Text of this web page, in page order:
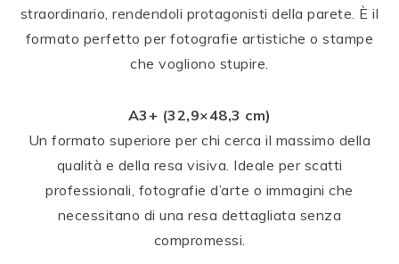
straordinario, rendendoli protagonisti della parete. È il
formato perfetto per fotografie artistiche o stampe
che vogliono stupire.
A3+ (32,9×48,3 cm)
Un formato superiore per chi cerca il massimo della
qualità e della resa visiva. Ideale per scatti
professionali, fotografie d’arte o immagini che
necessitano di una resa dettagliata senza
compromessi.